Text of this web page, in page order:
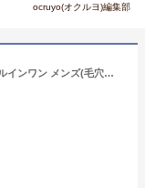
ocruyo(オクルヨ)編集部
オブジェ (OBgE) 毛穴ケアフレッシュ オールインワン メンズ(毛穴ケア スキンケア 化粧水 乳液 メンズ 韓国コスメ)150ml